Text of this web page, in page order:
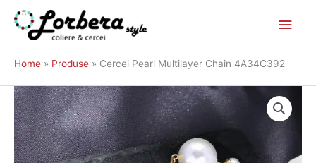
Skip
content
Home Produse Cercei Pearl Multilayer Chain 4A34C392